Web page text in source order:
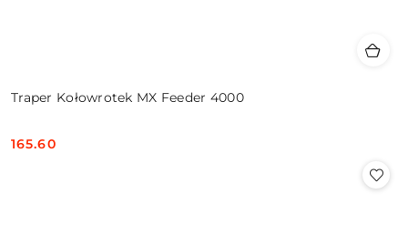
Traper Kołowrotek MX Feeder 4000
Cena:
165.60